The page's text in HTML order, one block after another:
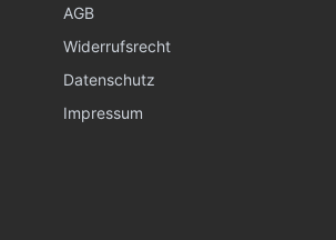
AGB
Widerrufsrecht
Datenschutz
Impressum